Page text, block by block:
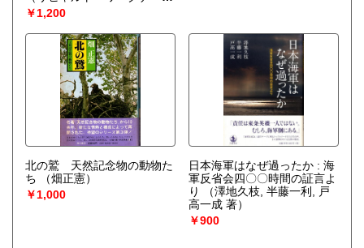
原作 ; 高橋康也, 高橋宣也
訳）
￥1,200
北の鷲 天然記念物の動物た
ち
（畑正憲）
￥1,000
日本海軍はなぜ過ったか : 海
軍反省会四〇〇時間の証言よ
り
（澤地久枝, 半藤一利, 戸
高一成 著）
￥900